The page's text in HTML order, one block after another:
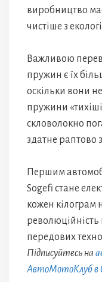
виробництво
чистіше з
Важливою
пружин є їх
оскільки вони
пружини
скловолокно
здатне раптово
Першим
Sogefi стане
кожен кілограм
революційність
передових
Підписуйтесь на
АвтоМотоКлуб в